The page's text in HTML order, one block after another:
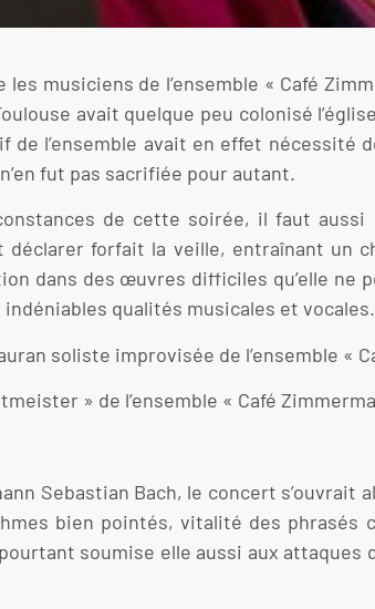
musiciens de l’ensemble « Café
avait quelque peu colonisé
de l’ensemble avait en effet
fut pas sacrifiée pour autant.
de cette soirée, il faut
déclarer forfait la veille, entraînant un
dans des œuvres difficiles qu’elle ne
qualités musicales et vocales.
soliste improvisée de l’ensemble «
» de l’ensemble « Café
Sebastian Bach, le concert
bien pointés, vitalité des
soumise elle aussi aux attaques